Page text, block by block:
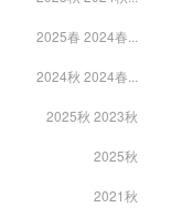
2025春 2024春...
2024秋 2024春...
2025秋 2023秋
2025秋
2021秋